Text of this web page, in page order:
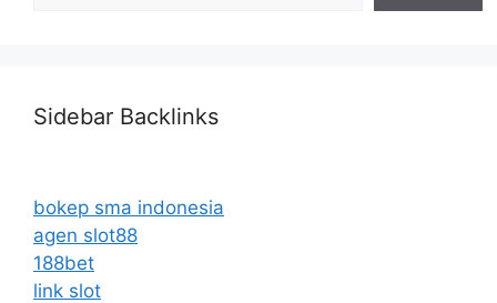
Sidebar Backlinks
bokep sma indonesia
agen slot88
188bet
link slot